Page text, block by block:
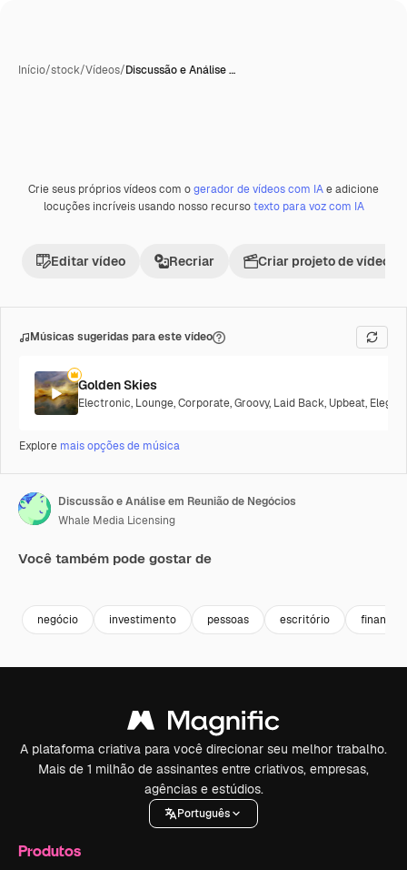
Início/stock/Vídeos/Discussão e Análise …
PremiumGerada com IA
Crie seus próprios vídeos com ogerador de vídeos com IAe adicione
locuções incríveis usando nosso recursotexto para voz com IA
Editar vídeo Recriar Criar projeto de vídeo
Músicas sugeridas para este vídeo
Golden Skies
Electronic, Lounge,Corporate,Groovy, Laid Back, Upbeat,
Explore mais opções de música
Discussão e Análise em Reunião de Negócios
Whale Media Licensing
Você também pode gostar de
negócio investimento pessoas escritório financiar
A plataforma criativa para você direcionar seu melhor trabalho.
Mais de 1 milhão de assinantes entre criativos, empresas,
agências e estúdios.
Português
Produtos